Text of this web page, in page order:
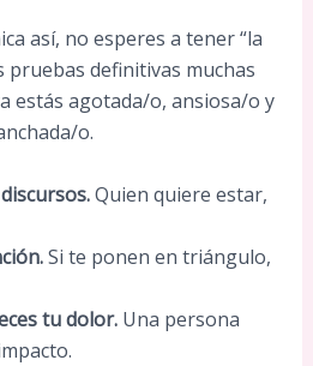
así, no esperes a tener “la
pruebas definitivas muchas
estás agotada/o, ansiosa/o y
o.
Quien quiere estar,
Si te ponen en triángulo,
tu dolor.Una persona